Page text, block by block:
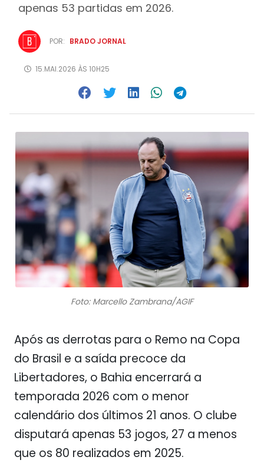
apenas 53 partidas em 2026.
POR: BRADO JORNAL
15.MAI.2026 ÀS 10H25
Foto: Marcello Zambrana/AGIF
Após as derrotas para o Remo na Copa
do Brasil e a saída precoce da
Libertadores, o Bahia encerrará a
temporada 2026 com o menor
calendário dos últimos 21 anos. O clube
disputará apenas 53 jogos, 27 a menos
que os 80 realizados em 2025.